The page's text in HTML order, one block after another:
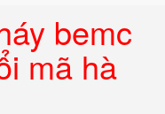
bemc
mã hà